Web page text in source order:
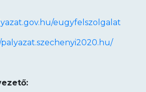
eugyfelszolgalat